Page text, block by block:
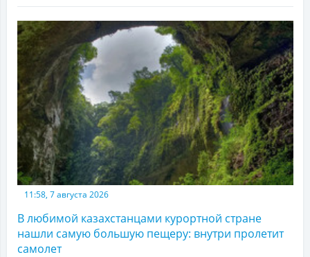
11:58, 7 августа 2026
В любимой казахстанцами курортной стране
нашли самую большую пещеру: внутри пролетит
самолет